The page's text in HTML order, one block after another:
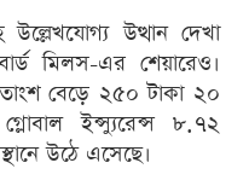
উত্থান দেখা
মিলস-এর শেয়ারেও।
বেড়ে ২৫০ টাকা ২০
ইন্স্যুরেন্স ৮.৭২
উঠে এসেছে।